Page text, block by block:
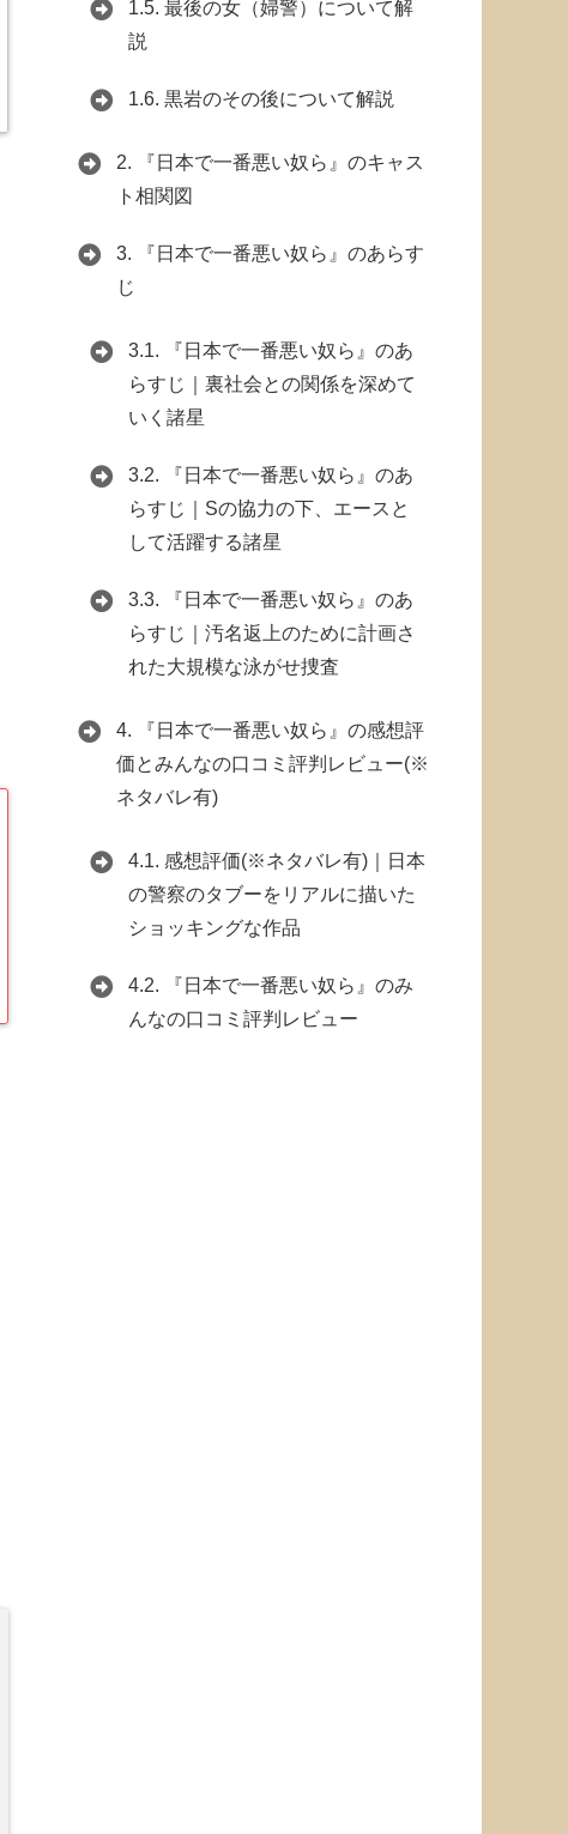
1.5. 最後の女（婦警）について解
説
1.6. 黒岩のその後について解説
2. 『日本で一番悪い奴ら』のキャス
ト相関図
3. 『日本で一番悪い奴ら』のあらす
じ
3.1. 『日本で一番悪い奴ら』のあ
らすじ｜裏社会との関係を深めて
いく諸星
3.2. 『日本で一番悪い奴ら』のあ
らすじ｜Sの協力の下、エースと
して活躍する諸星
3.3. 『日本で一番悪い奴ら』のあ
らすじ｜汚名返上のために計画さ
れた大規模な泳がせ捜査
4. 『日本で一番悪い奴ら』の感想評
価とみんなの口コミ評判レビュー(※
ネタバレ有)
4.1. 感想評価(※ネタバレ有)｜日本
の警察のタブーをリアルに描いた
ショッキングな作品
4.2. 『日本で一番悪い奴ら』のみ
んなの口コミ評判レビュー